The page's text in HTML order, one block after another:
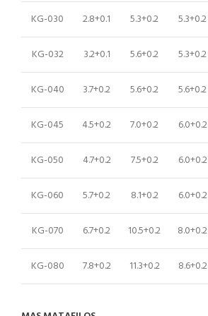
KG-030 2.8+0.1 5.3+0.2 5.3+0.2
KG-032 3.2+0.1 5.6+0.2 5.3+0.2
KG-040 3.7+0.2 5.6+0.2 5.6+0.2
KG-045 4.5+0.2 7.0+0.2 6.0+0.2
KG-050 4.7+0.2 7.5+0.2 6.0+0.2
KG-060 5.7+0.2 8.1+0.2 6.0+0.2
KG-070 6.7+0.2 10.5+0.2 8.0+0.2
KG-080 7.8+0.2 11.3+0.2 8.6+0.2